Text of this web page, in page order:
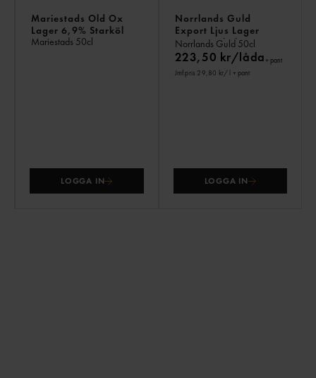
Mariestads Old Ox
Lager 6,9% Starköl
Mariestads 50cl
LOGGA IN
Norrlands Guld
Export Ljus Lager
5,3% Starköl
Norrlands Guld 50cl
223,50 kr/låda+ pant
Jmf.pris 29,80 kr/ l + pant
LOGGA IN